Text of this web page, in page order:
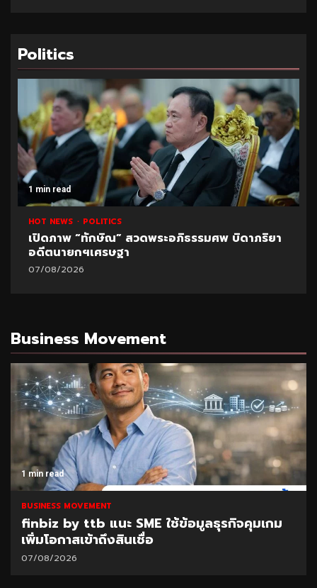
Politics
1 min read
HOT NEWS POLITICS
เปิดภาพ “ทักษิณ” สวดพระอภิธรรมศพ บิดาภริยา
อดีตนายกฯเศรษฐา
07/08/2026
Business Movement
1 min read
BUSINESS MOVEMENT
finbiz by ttb แนะ SME ใช้ข้อมูลธุรกิจคุมเกม
เพิ่มโอกาสเข้าถึงสินเชื่อ
07/08/2026